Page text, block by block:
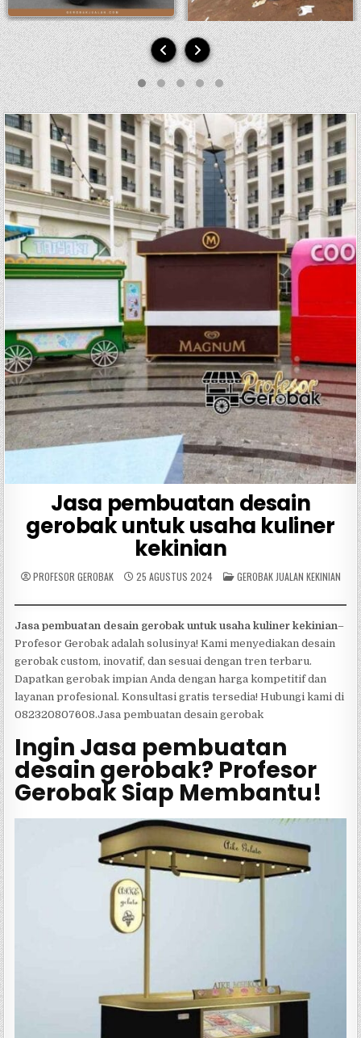
Jasa pembuatan desain
gerobak untuk usaha kuliner
kekinian
PROFESOR GEROBAK 25 AGUSTUS 2024 POSTED
IN
GEROBAK JUALAN KEKINIAN
Jasa pembuatan desain gerobak untuk usaha kuliner kekinian–
Profesor Gerobak adalah solusinya! Kami menyediakan desain
gerobak custom, inovatif, dan sesuai dengan tren terbaru.
Dapatkan gerobak impian Anda dengan harga kompetitif dan
layanan profesional. Konsultasi gratis tersedia! Hubungi kami di
082320807608.Jasa pembuatan desain gerobak
Ingin Jasa pembuatan
desain gerobak? Profesor
Gerobak Siap Membantu!